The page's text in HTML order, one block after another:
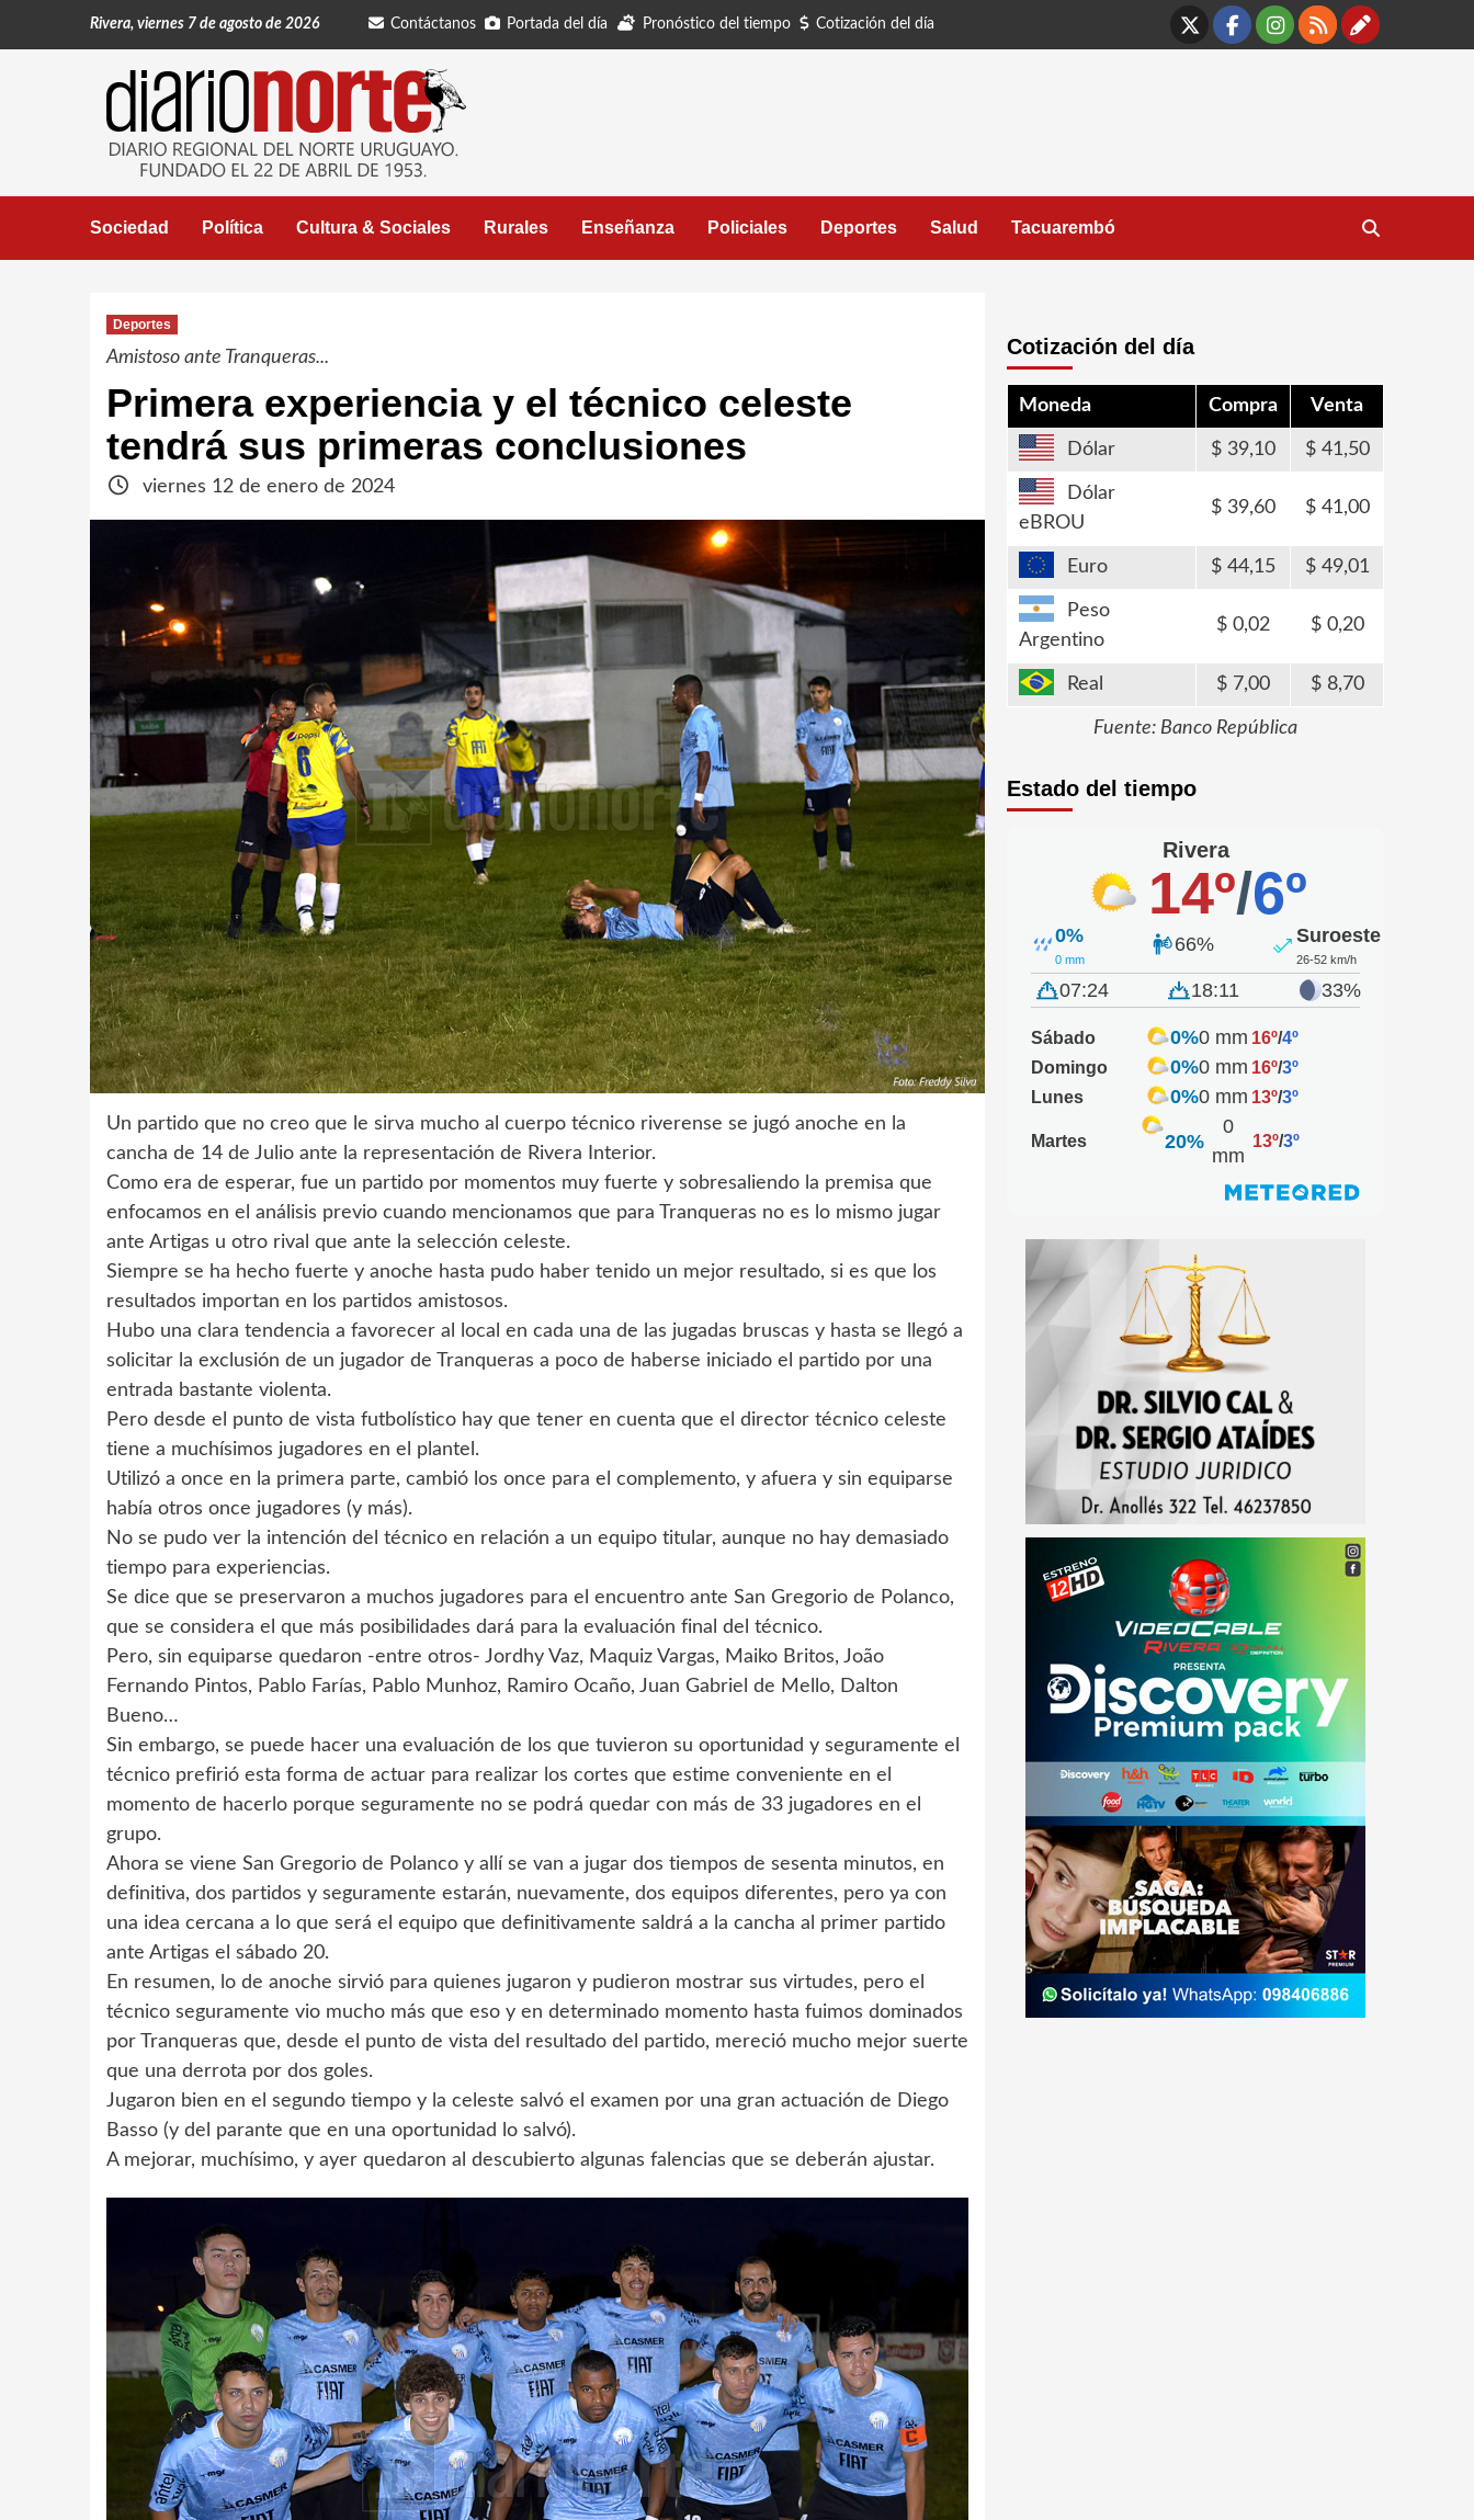
Rivera, viernes 7 de agosto de 2026 Contáctanos Portada del día Pronóstico del tiempo Cotización del día
X Facebook
Instagram
RSS
Sociedad Política Cultura & Sociales Rurales Enseñanza Policiales Deportes Salud Tacuarembó
Deportes
Amistoso ante Tranqueras...
Primera experiencia y el técnico celeste
tendrá sus primeras conclusiones
viernes 12 de enero de 2024
Un partido que no creo que le sirva mucho al cuerpo técnico riverense se jugó anoche en la
cancha de 14 de Julio ante la representación de Rivera Interior.
Como era de esperar, fue un partido por momentos muy fuerte y sobresaliendo la premisa que
enfocamos en el análisis previo cuando mencionamos que para Tranqueras no es lo mismo jugar
ante Artigas u otro rival que ante la selección celeste.
Siempre se ha hecho fuerte y anoche hasta pudo haber tenido un mejor resultado, si es que los
resultados importan en los partidos amistosos.
Hubo una clara tendencia a favorecer al local en cada una de las jugadas bruscas y hasta se llegó a
solicitar la exclusión de un jugador de Tranqueras a poco de haberse iniciado el partido por una
entrada bastante violenta.
Pero desde el punto de vista futbolístico hay que tener en cuenta que el director técnico celeste
tiene a muchísimos jugadores en el plantel.
Utilizó a once en la primera parte, cambió los once para el complemento, y afuera y sin equiparse
había otros once jugadores (y más).
No se pudo ver la intención del técnico en relación a un equipo titular, aunque no hay demasiado
tiempo para experiencias.
Se dice que se preservaron a muchos jugadores para el encuentro ante San Gregorio de Polanco,
que se considera el que más posibilidades dará para la evaluación final del técnico.
Pero, sin equiparse quedaron -entre otros- Jordhy Vaz, Maquiz Vargas, Maiko Britos, João
Fernando Pintos, Pablo Farías, Pablo Munhoz, Ramiro Ocaño, Juan Gabriel de Mello, Dalton
Bueno…
Sin embargo, se puede hacer una evaluación de los que tuvieron su oportunidad y seguramente el
técnico prefirió esta forma de actuar para realizar los cortes que estime conveniente en el
momento de hacerlo porque seguramente no se podrá quedar con más de 33 jugadores en el
grupo.
Ahora se viene San Gregorio de Polanco y allí se van a jugar dos tiempos de sesenta minutos, en
definitiva, dos partidos y seguramente estarán, nuevamente, dos equipos diferentes, pero ya con
una idea cercana a lo que será el equipo que definitivamente saldrá a la cancha al primer partido
ante Artigas el sábado 20.
En resumen, lo de anoche sirvió para quienes jugaron y pudieron mostrar sus virtudes, pero el
técnico seguramente vio mucho más que eso y en determinado momento hasta fuimos dominados
por Tranqueras que, desde el punto de vista del resultado del partido, mereció mucho mejor suerte
que una derrota por dos goles.
Jugaron bien en el segundo tiempo y la celeste salvó el examen por una gran actuación de Diego
Basso (y del parante que en una oportunidad lo salvó).
A mejorar, muchísimo, y ayer quedaron al descubierto algunas falencias que se deberán ajustar.
Cotización del día
Moneda Compra Venta
Dólar 39,10 41,50
Dólar
eBROU
39,60 41,00
Euro 44,15 49,01
Peso
Argentino
0,02 0,20
Real 7,00 8,70
Fuente: Banco República
Estado del tiempo
Rivera
14º/6º
0%
0 mm
66% Suroeste
26-52 km/h
07:24 18:11 33%
Sábado 0%0 mm 16º/4º
Domingo
0%0 mm 16º/3º
Lunes
0%0 mm 13º/3º
Martes 20%
0
mm
13º/3º